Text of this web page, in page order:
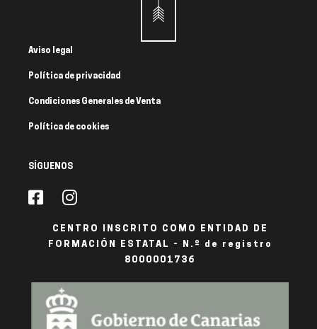
Aviso legal
Política de privacidad
Condiciones Generales de Venta
Política de cookies
SÍGUENOS
CENTRO INSCRITO COMO ENTIDAD DE
FORMACIÓN ESTATAL - N.º de registro
8000001736